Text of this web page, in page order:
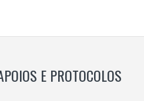
E PROTOCOLOS